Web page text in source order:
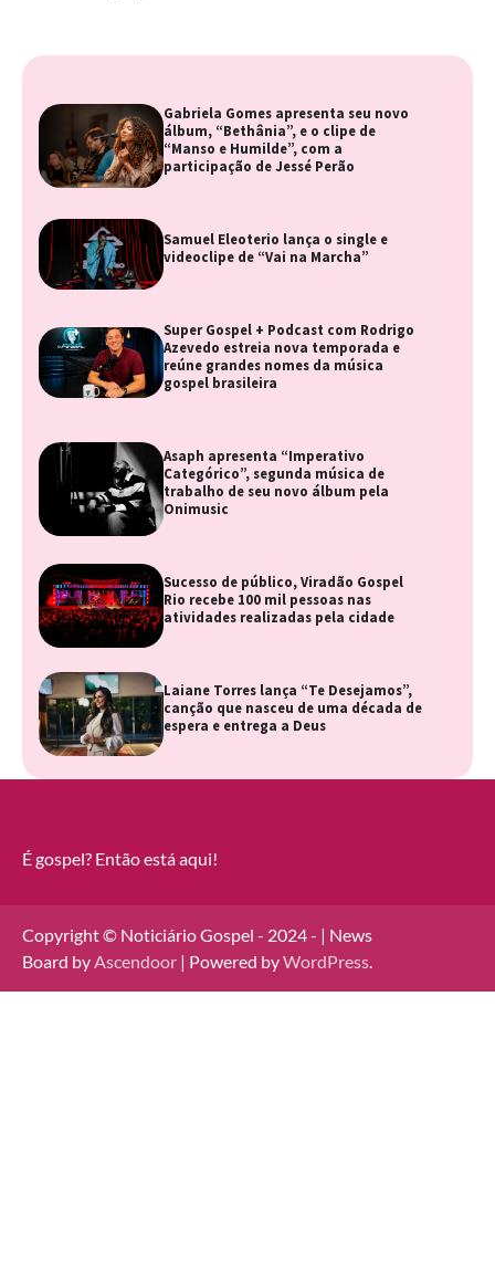
Gabriela Gomes apresenta seu novo
álbum, “Bethânia”, e o clipe de
“Manso e Humilde”, com a
participação de Jessé Perão
Samuel Eleoterio lança o single e
videoclipe de “Vai na Marcha”
Super Gospel + Podcast com Rodrigo
Azevedo estreia nova temporada e
reúne grandes nomes da música
gospel brasileira
Asaph apresenta “Imperativo
Categórico”, segunda música de
trabalho de seu novo álbum pela
Onimusic
Sucesso de público, Viradão Gospel
Rio recebe 100 mil pessoas nas
atividades realizadas pela cidade
Laiane Torres lança “Te Desejamos”,
canção que nasceu de uma década de
espera e entrega a Deus
É gospel? Então está aqui!
Copyright © Noticiário Gospel - 2024 - | News
Board byAscendoor | Powered byWordPress.